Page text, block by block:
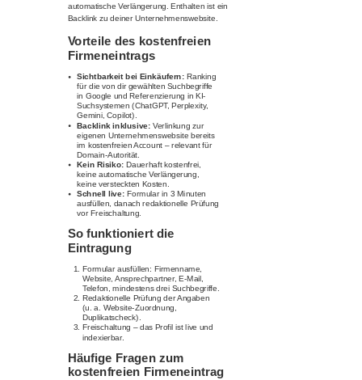
automatische Verlängerung. Enthalten ist ein
Backlink zu deiner Unternehmenswebsite.
Vorteile des kostenfreien
Firmeneintrags
Sichtbarkeit bei Einkäufern: Ranking
für die von dir gewählten Suchbegriffe
in Google und Referenzierung in KI-
Suchsystemen (ChatGPT, Perplexity,
Gemini, Copilot).
Backlink inklusive: Verlinkung zur
eigenen Unternehmenswebsite bereits
im kostenfreien Account – relevant für
Domain-Autorität.
Kein Risiko: Dauerhaft kostenfrei,
keine automatische Verlängerung,
keine versteckten Kosten.
Schnell live: Formular in 3 Minuten
ausfüllen, danach redaktionelle Prüfung
vor Freischaltung.
So funktioniert die
Eintragung
Formular ausfüllen: Firmenname,
Website, Ansprechpartner, E-Mail,
Telefon, mindestens drei Suchbegriffe.
Redaktionelle Prüfung der Angaben
(u. a. Website-Zuordnung,
Duplikatscheck).
Freischaltung – das Profil ist live und
indexierbar.
Häufige Fragen zum
kostenfreien Firmeneintrag